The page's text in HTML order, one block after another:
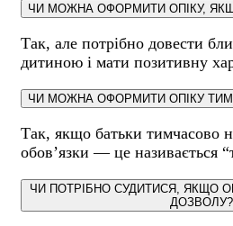
ЧИ МОЖНА ОФОРМИТИ ОПІКУ,
Так, але потрібно довести
дитиною і мати позитивну
ЧИ МОЖНА ОФОРМИТИ ОПІКУ
Так, якщо батьки тимчасово
обов’язки — це називається
ЧИ ПОТРІБНО СУДИТИСЯ, ЯКЩО
ДОЗВОЛУ?